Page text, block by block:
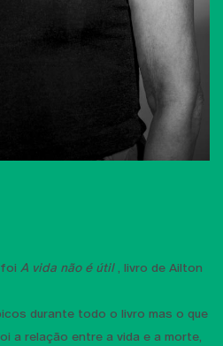
A vida não é útil, livro de Ailton
durante todo o livro mas o que
a relação entre a vida e a morte,